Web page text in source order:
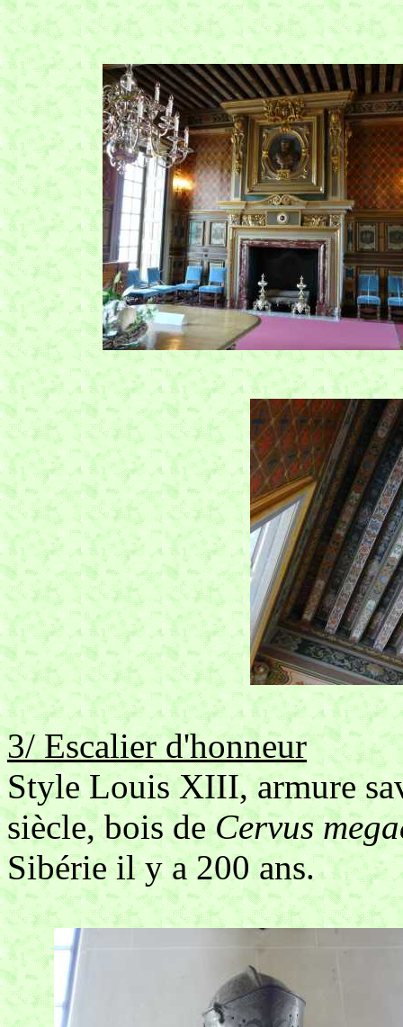
3/ Escalier d'honneur
Style Louis XIII, armure
siècle, bois deCervus
Sibérie il y a 200 ans.